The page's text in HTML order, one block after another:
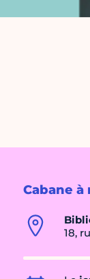
Cabane à
18,